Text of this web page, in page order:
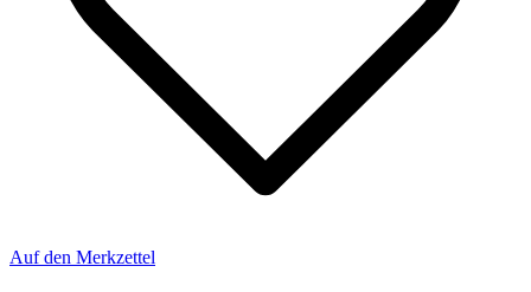
Auf den Merkzettel